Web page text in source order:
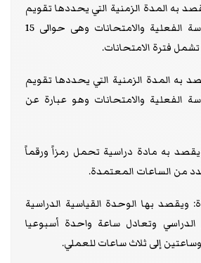
به المدة الزمنية التي يحددها تقويم
الكلية لاستمرار الدراسة الفعلية والامتحانات وهى حوالى 15
فترة الامتحانات.
به المدة الزمنية التي يحددها تقويم
الفعلية والامتحانات وهو عبارة عن
به مادة دراسية تحمل رمزاً ورقماً
من الساعات المعتمدة.
ويقصد بها الوحدة القياسية الدراسية
وتعادل ساعة واحدة أسبوعيا
إلى ثلاث ساعات للعملي.